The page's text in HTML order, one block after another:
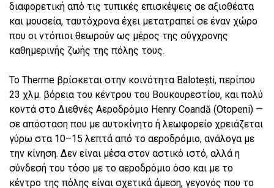
διαφορετική από τις τυπικές επισκέψεις σε αξιοθέατα
και μουσεία, ταυτόχρονα έχει μετατραπεί σε έναν χώρο
που οι ντόπιοι θεωρούν ως μέρος της σύγχρονης
καθημερινής ζωής της πόλης τους.
Το Therme βρίσκεται στην κοινότητα Balotești, περίπου
23 χλμ. βόρεια του κέντρου του Βουκουρεστίου, και πολύ
κοντά στο Διεθνές Αεροδρόμιο Henry Coandă (Otopeni) —
σε απόσταση που με αυτοκίνητο ή λεωφορείο χρειάζεται
γύρω στα 10–15 λεπτά από το αεροδρόμιο, ανάλογα με
την κίνηση. Δεν είναι μέσα στον αστικό ιστό, αλλά η
σύνδεσή του τόσο με το αεροδρόμιο όσο και με το
κέντρο της πόλης είναι σχετικά άμεση, γεγονός που το